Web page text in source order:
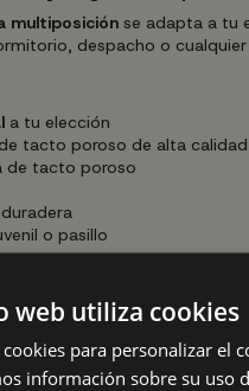
multiposiciónse adapta a tu
despacho o
a tu elección
tacto poroso de alta calidad
de tacto poroso
o pasillo
web utiliza cookies
para personalizar el
información sobre su uso